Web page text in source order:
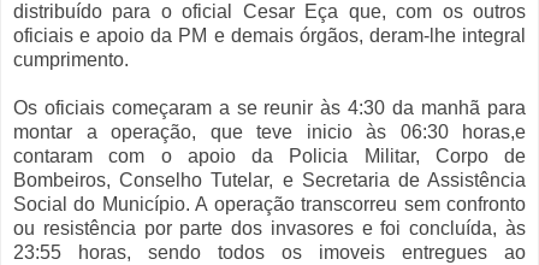
distribuído para o oficial Cesar Eça que, com os outros
oficiais e apoio da PM e demais órgãos, deram-lhe integral
cumprimento.
Os oficiais começaram a se reunir às 4:30 da manhã para
montar a operação, que teve inicio às 06:30 horas,e
contaram com o apoio da Policia Militar, Corpo de
Bombeiros, Conselho Tutelar, e Secretaria de Assistência
Social do Município. A operação transcorreu sem confronto
ou resistência por parte dos invasores e foi concluída, às
23:55 horas, sendo todos os imoveis entregues ao